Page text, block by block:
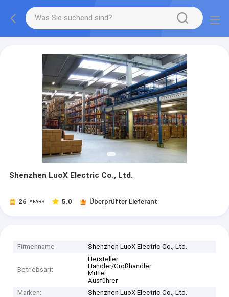
Shenzhen LuoX Electric Co., Ltd.
26 YEARS 5.0 Überprüfter Lieferant
Firmenname Shenzhen LuoX Electric Co., Ltd.
Betriebsart:
Hersteller
Händler/Großhändler
Mittel
Ausführer
Marken:
Shenzhen LuoX Electric Co., Ltd.